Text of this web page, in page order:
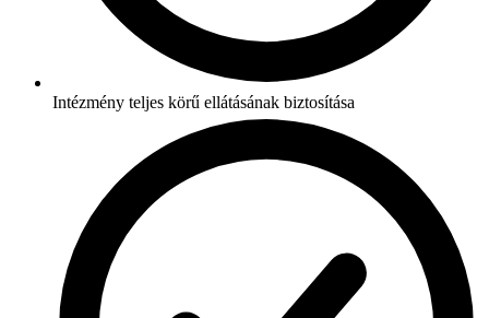
Intézmény teljes körű ellátásának biztosítása